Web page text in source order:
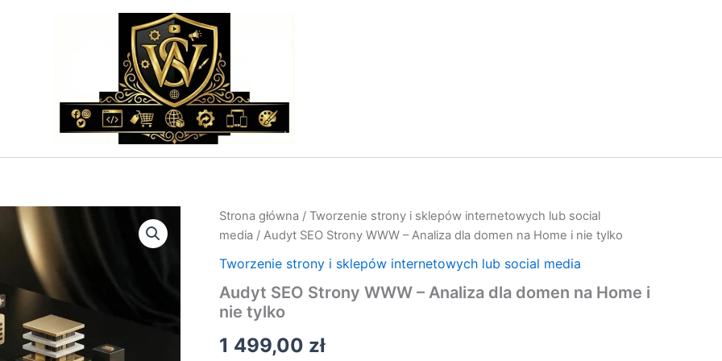
Strona główna / Tworzenie strony i sklepów internetowych lub social
media / Audyt SEO Strony WWW – Analiza dla domen na Home i nie tylko
Tworzenie strony i sklepów internetowych lub social media
Audyt SEO Strony WWW – Analiza dla domen na Home i
nie tylko
1 499,00 zł
ilość
Audyt
Strony
–
Analiza
domen